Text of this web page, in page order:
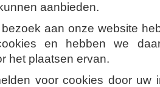
aanbieden.
aan onze website
en hebben we
het plaatsen ervan.
voor cookies door uw